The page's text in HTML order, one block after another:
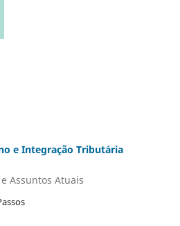
e Integração Tributária
Assuntos Atuais